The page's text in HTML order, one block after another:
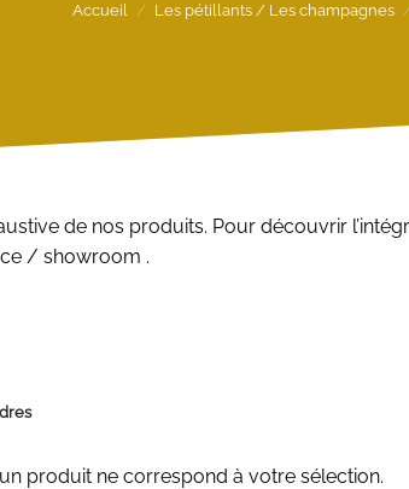
Accueil / Les pétillants / Les champagnes
de nos produits. Pour découvrir
/ showroom .
produit ne correspond à votre sélection.